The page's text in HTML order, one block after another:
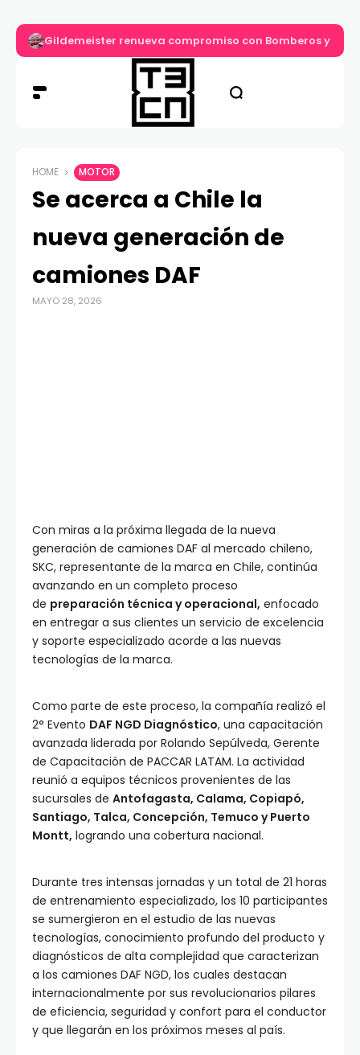
Gildemeister renueva compromiso con Bomberos y
HOME MOTOR
Se acerca a Chile la
nueva generación de
camiones DAF
MAYO 28, 2026
Con miras a la próxima llegada de la nueva
generación de camiones DAF al mercado chileno,
SKC, representante de la marca en Chile, continúa
avanzando en un completo proceso
de preparación técnica y operacional, enfocado
en entregar a sus clientes un servicio de excelencia
y soporte especializado acorde a las nuevas
tecnologías de la marca.
Como parte de este proceso, la compañía realizó el
2° Evento DAF NGD Diagnóstico, una capacitación
avanzada liderada por Rolando Sepúlveda, Gerente
de Capacitación de PACCAR LATAM. La actividad
reunió a equipos técnicos provenientes de las
sucursales de Antofagasta, Calama, Copiapó,
Santiago, Talca, Concepción, Temuco y Puerto
Montt, logrando una cobertura nacional.
Durante tres intensas jornadas y un total de 21 horas
de entrenamiento especializado, los 10 participantes
se sumergieron en el estudio de las nuevas
tecnologías, conocimiento profundo del producto y
diagnósticos de alta complejidad que caracterizan
a los camiones DAF NGD, los cuales destacan
internacionalmente por sus revolucionarios pilares
de eficiencia, seguridad y confort para el conductor
y que llegarán en los próximos meses al país.